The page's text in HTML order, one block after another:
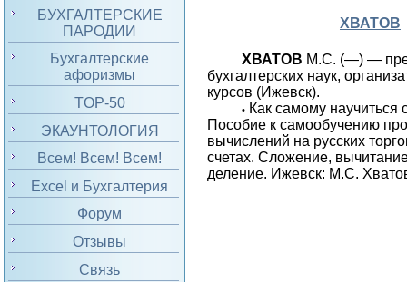
БУХГАЛТЕРСКИЕ
ПАРОДИИ
Бухгалтерские
афоризмы
TOP-50
ЭКАУНТОЛОГИЯ
Всем! Всем! Всем!
Excel и Бухгалтерия
Форум
Отзывы
Связь
ХВАТОВ
ХВАТОВ М.С. (—) —
бухгалтерских наук,
курсов (Ижевск).
• Как самому научиться
Пособие к самообучению
вычислений на русских
счетах. Сложение,
деление. Ижевск: М.С.